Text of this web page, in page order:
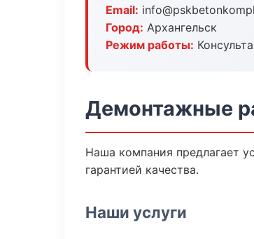
Email:
Город: Архангельск
Режим работы:
Демонтажные
Наша компания предлагает
гарантией качества.
Наши услуги